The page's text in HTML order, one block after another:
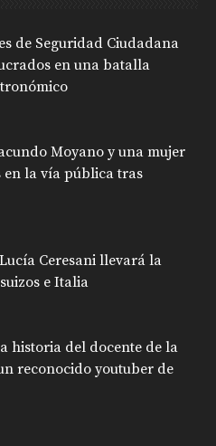
de Seguridad Ciudadana
en una batalla
Moyano y una mujer
la vía pública tras
Ceresani llevará la
e Italia
historia del docente de la
reconocido youtuber de